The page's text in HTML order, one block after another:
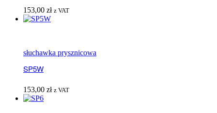
153,00 zł z VAT
słuchawka prysznicowa
SP5W
153,00 zł z VAT